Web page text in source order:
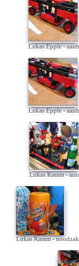
Lukas Epple -
Lukas Epple -
Lukas Kamm -
Lukas Kamm -